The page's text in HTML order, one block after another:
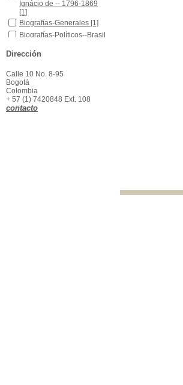
Ignácio de -- 1796-1869
[1]
Biografías-Generales
Biografías-Generales [1]
Biografías-Políticos--Brasil
Biografías-Políticos--Brasil
Dirección
Calle 10 No. 8-95
Bogotá
Colombia
+ 57 (1) 7420848 Ext. 108
contacto